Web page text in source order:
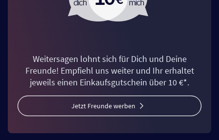
Weitersagen lohnt sich für Dich und Deine
Freunde! Empfiehl uns weiter und Ihr erhaltet
jeweils einen Einkaufsgutschein über 10 €*.
Jetzt Freunde werben